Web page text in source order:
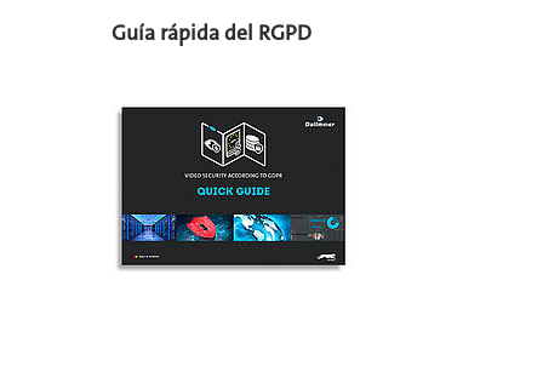
Guía rápida del RGPD